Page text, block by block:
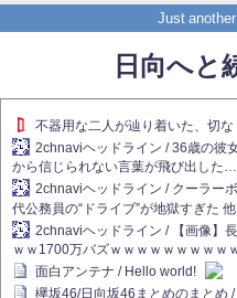
Just
日向へと
不器用な二人が辿り着いた、切
2chnaviヘッドライン / 36歳の彼
から信じられない言葉が飛び出した
2chnaviヘッドライン / クーラー
代公務員の“ドライブ”が地獄すぎた 他
2chnaviヘッドライン / 【画像】
ｗｗ1700万バズｗｗｗｗｗｗｗｗｗ
面白アンテナ / Hello world!
欅坂46/日向坂46まとめのまとめ